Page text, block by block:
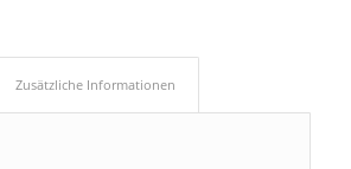
Zusätzliche Informationen